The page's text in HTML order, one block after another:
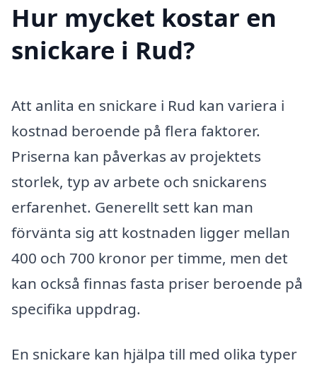
Hur mycket kostar en
snickare i Rud?
Att anlita en snickare i Rud kan variera i
kostnad beroende på flera faktorer.
Priserna kan påverkas av projektets
storlek, typ av arbete och snickarens
erfarenhet. Generellt sett kan man
förvänta sig att kostnaden ligger mellan
400 och 700 kronor per timme, men det
kan också finnas fasta priser beroende på
specifika uppdrag.
En snickare kan hjälpa till med olika typer